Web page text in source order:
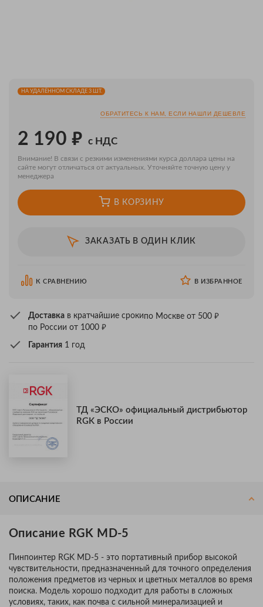
НА УДАЛЁННОМ СКЛАДЕ 3 ШТ.
ОБРАТИТЕСЬ К НАМ, ЕСЛИ НАШЛИ ДЕШЕВЛЕ
2 190 ₽ с НДС
Внимание! В связи с резкими изменениями курса доллара цены на
сайте могут отличаться от актуальных. Уточняйте точную цену у
менеджера
В КОРЗИНУ
ЗАКАЗАТЬ В ОДИН КЛИК
К СРАВНЕНИЮ В ИЗБРАННОЕ
Доставка в кратчайшие срокипо Москве от 500 ₽
по России от 1000 ₽
Гарантия 1 год
ТД «ЭСКО» официальный дистрибьютор
RGK в России
ОПИСАНИЕ
Описание RGK MD-5
Пинпоинтер RGK MD-5 - это портативный прибор высокой
чувствительности, предназначенный для точного определения
положения предметов из черных и цветных металлов во время
поиска. Модель хорошо подходит для работы в сложных
условиях, таких, как почва с сильной минерализацией и